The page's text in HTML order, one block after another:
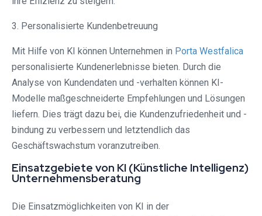
3. Personalisierte Kundenbetreuung
Mit Hilfe von KI können Unternehmen in Porta Westfalica⁠
personalisierte Kundenerlebnisse bieten. Durch die
Analyse von Kundendaten und -verhalten können KI-
Modelle maßgeschneiderte Empfehlungen und Lösungen
liefern. Dies trägt dazu bei, die Kundenzufriedenheit und -
bindung zu verbessern und letztendlich das
Geschäftswachstum voranzutreiben.
Einsatzgebiete von KI (Künstliche Intelligenz)
Unternehmensberatung
Die Einsatzmöglichkeiten von KI in der